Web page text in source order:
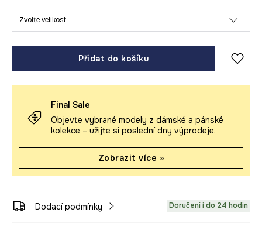
Zvolte velikost
Přidat do košíku
Final Sale
Objevte vybrané modely z dámské a pánské
kolekce – užijte si poslední dny výprodeje.
Zobrazit více »
Dodací podmínky Doručení i do 24 hodin